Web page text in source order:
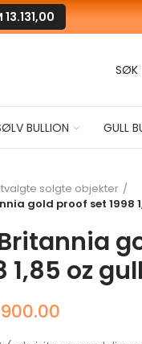
SØK
BULLION GULL
13.131,00
solgte objekter
gold proof set 1998
1,85 oz gull